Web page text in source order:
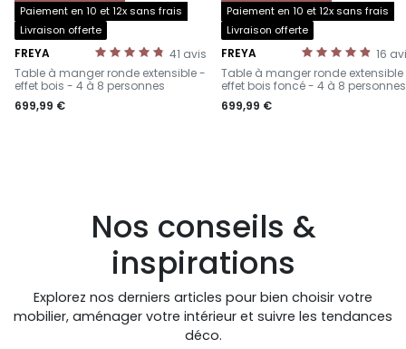
Paiement en 10 et 12x sans frais
Livraison offerte
41 avis
FREYA
-
Table à manger ronde extensible -
effet bois - 4 à 8 personnes
699,99 €
Paiement en 10 et 12x sans frais
Livraison offerte
16
FREYA
-
Table à manger ronde
effet bois foncé - 4 à 8 personnes
699,99 €
Nos conseils &
inspirations
Explorez nos derniers articles pour bien choisir votre
mobilier, aménager votre intérieur et suivre les tendances
déco.